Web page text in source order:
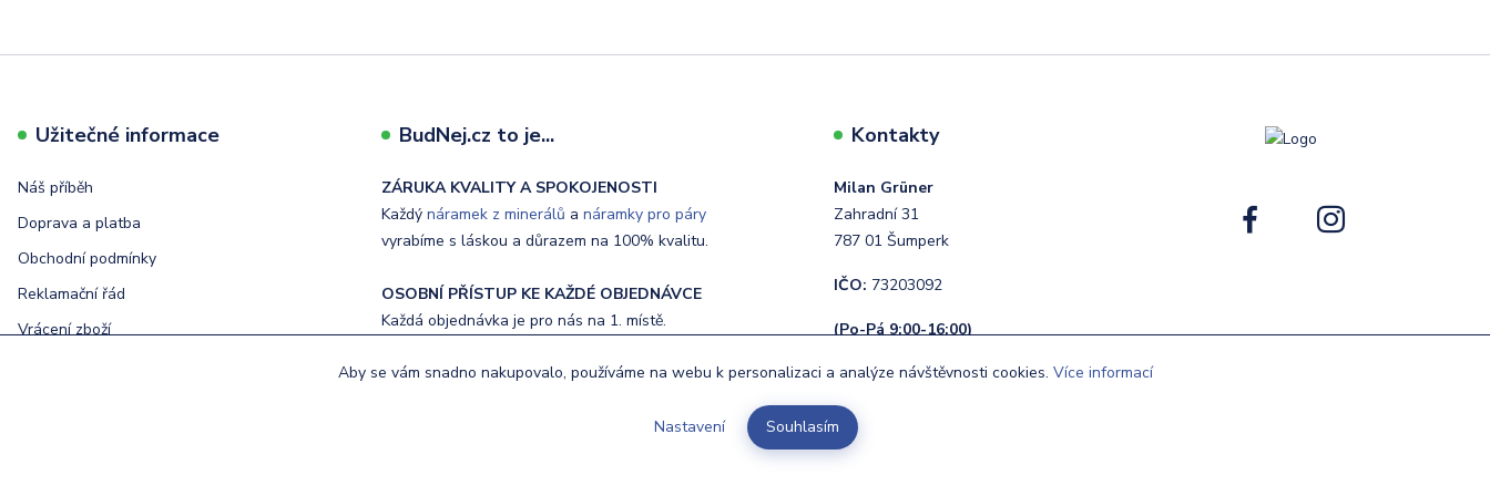
Užitečné informace
Náš příběh
Doprava a platba
Obchodní podmínky
Reklamační řád
Vrácení zboží
BudNej.cz to je...
ZÁRUKA KVALITY A SPOKOJENOSTI
Každý náramek z minerálů a náramky pro páry
vyrabíme s láskou a důrazem na 100% kvalitu.
OSOBNÍ PŘÍSTUP KE KAŽDÉ OBJEDNÁVCE
Každá objednávka je pro nás na 1. místě.
RYCHLÉ DODÁNÍ
Kontakty
Milan Grüner
Zahradní 31
787 01 Šumperk
IČO: 73203092
(Po-Pá 9:00-16:00)
+420 720 400 662
Aby se vám snadno nakupovalo, používáme na webu k personalizaci a analýze návštěvnosti cookies. Více informací
Nastavení Souhlasím